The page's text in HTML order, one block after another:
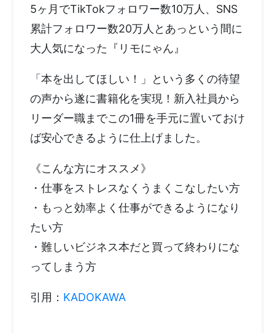
5ヶ月でTikTokフォロワー数10万人、SNS
累計フォロワー数20万人とあっという間に
大人気になった『リモにゃん』
「本を出してほしい！」という多くの待望
の声から遂に書籍化を実現！新入社員から
リーダー職までこの1冊を手元に置いておけ
ば安心できるように仕上げました。
《こんな方にオススメ》
・仕事をストレスなくうまくこなしたい方
・もっと効率よく仕事ができるようになり
たい方
・難しいビジネス本だと買って終わりにな
ってしまう方
引用： KADOKAWA